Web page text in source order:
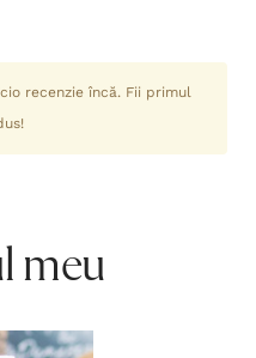
recenzie încă. Fii primul
meu